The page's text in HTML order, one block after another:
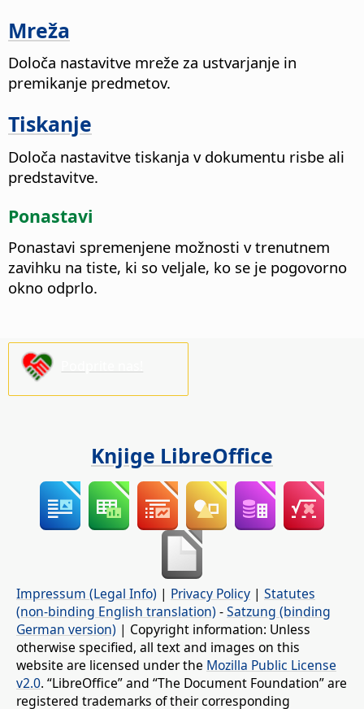
Mreža
Določa nastavitve mreže za ustvarjanje in
premikanje predmetov.
Tiskanje
Določa nastavitve tiskanja v dokumentu risbe ali
predstavitve.
Ponastavi
Ponastavi spremenjene možnosti v trenutnem
zavihku na tiste, ki so veljale, ko se je pogovorno
okno odprlo.
Knjige LibreOffice
Impressum (Legal Info) | Privacy Policy | Statutes
(non-binding English translation) -Satzung (binding
German version) | Copyright information: Unless
otherwise specified, all text and images on this
website are licensed under the Mozilla Public License
v2.0. “LibreOffice” and “The Document Foundation” are
registered trademarks of their corresponding